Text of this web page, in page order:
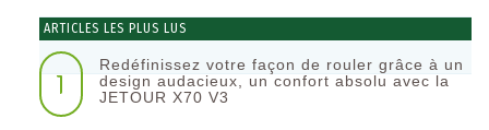
ARTICLES LES PLUS LUS
1
Redéfinissez votre façon de rouler grâce à un
design audacieux, un confort absolu avec la
JETOUR X70 V3